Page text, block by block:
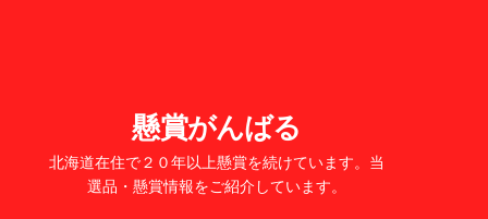
懸賞がんばる
北海道在住で２０年以上懸賞を続けています。当
選品・懸賞情報をご紹介しています。